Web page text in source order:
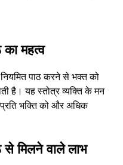
महत्व
पाठ करने से भक्त को
है। यह स्तोत्र व्यक्ति के मन
भक्ति को और अधिक
मिलने वाले लाभ